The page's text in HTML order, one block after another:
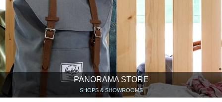
PANORAMA STORE
SHOPS & SHOWROOMS